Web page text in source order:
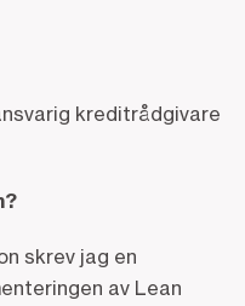
kreditrådgivare
skrev jag en
av Lean